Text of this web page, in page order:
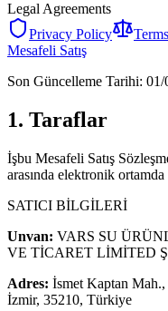
Legal Agreements
Privacy Policy
Mesafeli Satış
Son Güncelleme Tarihi: 01/
1. Taraflar
İşbu Mesafeli Satış
arasında elektronik
SATICI BİLGİLERİ
Unvan: VARS SU
VE TİCARET LİMİTED
Adres: İsmet Kaptan
İzmir, 35210, Türkiye